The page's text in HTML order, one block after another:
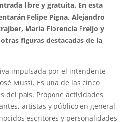
libre y gratuita. En esta
Felipe Pigna, Alejandro
María Florencia Freijo y
figuras destacadas de la
impulsada por el intendente
Mussi. Es una de las cinco
del país. Propone actividades
artistas y público en general,
escritores y personalidades